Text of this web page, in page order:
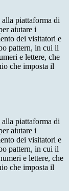
piattaforma di
aiutare i
dei visitatori e
pattern, in cui il
e lettere, che
che imposta il
piattaforma di
aiutare i
dei visitatori e
pattern, in cui il
e lettere, che
che imposta il